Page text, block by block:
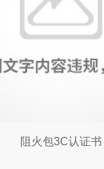
阻火包3C认证书